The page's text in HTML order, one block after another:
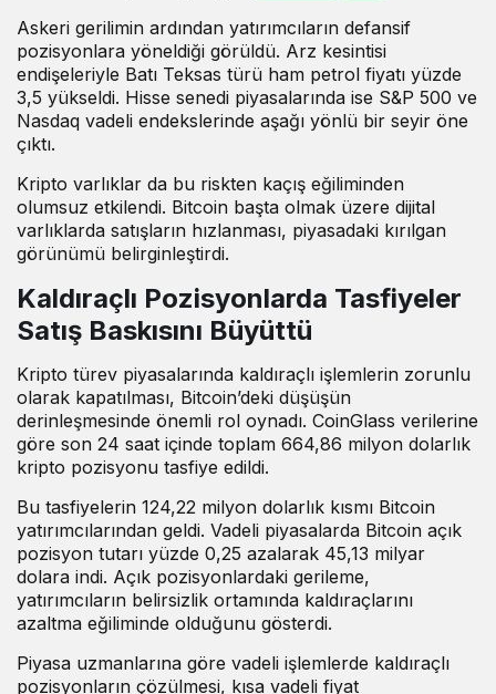
Askeri gerilimin ardından yatırımcıların defansif
pozisyonlara yöneldiği görüldü. Arz kesintisi
endişeleriyle Batı Teksas türü ham petrol fiyatı yüzde
3,5 yükseldi. Hisse senedi piyasalarında ise S&P 500 ve
Nasdaq vadeli endekslerinde aşağı yönlü bir seyir öne
çıktı.
Kripto varlıklar da bu riskten kaçış eğiliminden
olumsuz etkilendi. Bitcoin başta olmak üzere dijital
varlıklarda satışların hızlanması, piyasadaki kırılgan
görünümü belirginleştirdi.
Kaldıraçlı Pozisyonlarda Tasfiyeler
Satış Baskısını Büyüttü
Kripto türev piyasalarında kaldıraçlı işlemlerin zorunlu
olarak kapatılması, Bitcoin’deki düşüşün
derinleşmesinde önemli rol oynadı. CoinGlass verilerine
göre son 24 saat içinde toplam 664,86 milyon dolarlık
kripto pozisyonu tasfiye edildi.
Bu tasfiyelerin 124,22 milyon dolarlık kısmı Bitcoin
yatırımcılarından geldi. Vadeli piyasalarda Bitcoin açık
pozisyon tutarı yüzde 0,25 azalarak 45,13 milyar
dolara indi. Açık pozisyonlardaki gerileme,
yatırımcıların belirsizlik ortamında kaldıraçlarını
azaltma eğiliminde olduğunu gösterdi.
Piyasa uzmanlarına göre vadeli işlemlerde kaldıraçlı
pozisyonların çözülmesi, kısa vadeli fiyat